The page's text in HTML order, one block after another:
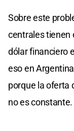
Sobre este
centrales tienen
dólar financiero
eso en
porque la oferta
no es constante.